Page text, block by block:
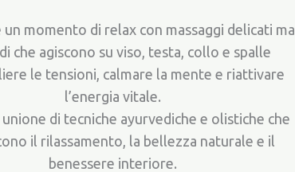
un momento di relax con massaggi delicati ma
che agiscono su viso, testa, collo e spalle
le tensioni, calmare la mente e riattivare
l’energia vitale.
di tecniche ayurvediche e olistiche che
il rilassamento, la bellezza naturale e il
benessere interiore.